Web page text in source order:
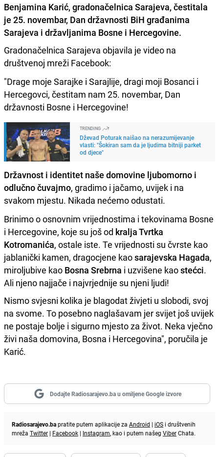
Benjamina Karić, gradonačelnica Sarajeva, čestitala
je 25. novembar, Dan državnosti BiH građanima
Sarajeva i državljanima Bosne i Hercegovine.
Gradonačelnica Sarajeva objavila je video na
društvenoj mreži Facebook:
"Drage moje Sarajke i Sarajlije, dragi moji Bosanci i
Hercegovci, čestitam nam 25. novembar, Dan
državnosti Bosne i Hercegovine!
TRENDING
Dževad Poturak naišao na nerazumijevanje
vlasti: "Šokiran sam da je ljudima bitniji parket
od djece"
Državnost i identitet naše domovine ljubomorno i
odlučno čuvajmo, gradimo i jačamo, uvijek i na
svakom mjestu. Nikada nećemo odustati.
Brinimo o osnovnim vrijednostima i tekovinama Bosne
i Hercegovine, koje su još od kralja Tvrtka
Kotromanića, ostale iste. Te vrijednosti su čvrste kao
jablanički kamen, dragocjene kaosarajevska Hagada,
miroljubive kao Bosna Srebrna i uzvišene kaostećci.
Ali njeno najjače i najvrjednije su njeni ljudi!
Nismo svjesni kolika je blagodat živjeti u slobodi, svoj
na svome. To posebno naglašavam jer svijet još uvijek
ne postaje bolje i sigurno mjesto za život. Neka vječno
živi naša domovina, Bosna i Hercegovina", poručila je
Karić.
Dodajte Radiosarajevo.ba u omiljene Google izvore
Radiosarajevo.bapratite putem aplikacije za Android | iOS i društvenih
mreža Twitter | Facebook | Instagram, kao i putem našeg ViberChata.